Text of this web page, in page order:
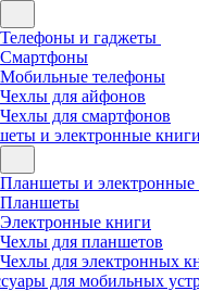
Телефоны и гаджеты
Смартфоны
Мобильные телефоны
Чехлы для айфонов
Чехлы для смартфонов
и электронные книги
Планшеты и электронные
Планшеты
Электронные книги
Чехлы для планшетов
Чехлы для электронных
для мобильных